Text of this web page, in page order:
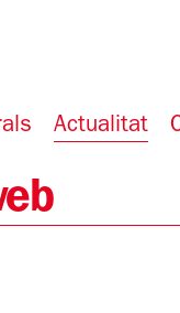
Actualitat